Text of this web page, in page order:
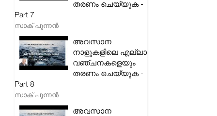
തരണം ചെയ്യുക -
Part 7
സാക് പുന്നൻ
അവസാന
നാളുകളിലെ എല്ലാ
വഞ്ചനകളെയും
തരണം ചെയ്യുക -
Part 8
സാക് പുന്നൻ
അവസാന